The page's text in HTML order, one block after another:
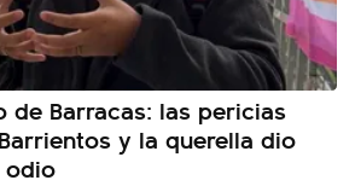
de Barracas: las pericias
y la querella dio